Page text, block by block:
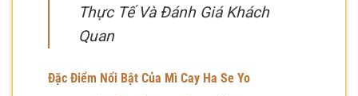
Thực Tế Và Đánh Giá Khách
Quan
Đặc Điểm Nổi Bật Của Mì Cay Ha Se Yo